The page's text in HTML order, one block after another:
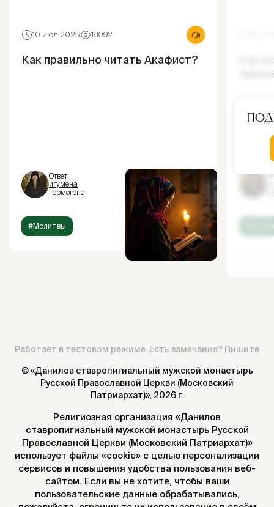
10 июл 2025 18092
Как правильно читать Акафист?
Ответ
игумена
Гермогена
#Молитвы
Как
Работает в тестовом режиме. Есть замечания? Пишите
© «Данилов ставропигиальный мужской монастырь
Русской Православной Церкви (Московский
Патриархат)», 2026 г.
Религиозная организация «Данилов
ставропигиальный мужской монастырь Русской
Православной Церкви (Московский Патриархат)»
использует файлы «cookie» с целью персонализации
сервисов и повышения удобства пользования веб-
сайтом. Если вы не хотите, чтобы ваши
пользовательские данные обрабатывались,